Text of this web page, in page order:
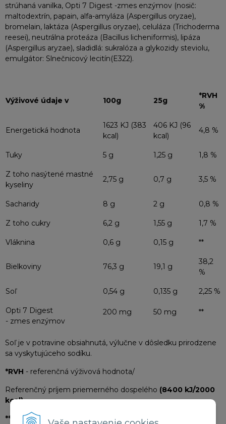
strúhaná vanilka, Opti 7 Digest -zmes enzýmov (nosič:
maltodextrín, papain, alfa-amyláza (Aspergillus oryzae),
bromelain, laktáza (Aspergillus oryzae), celuláza (Trichoderma
reesei), neutrálna proteáza (Bacillus licheniformis), lipáza
(Aspergillus aryzae), sladidlá: sukralóza a glykozidy steviolu,
emulgátor: Slnečnicový lecitín(E322).
Výživové údaje v 100g 25g
*RVH
%
Energetická hodnota
1623 KJ (383
kcal)
406 KJ (96
kcal)
4,8 %
Tuky 5 g 1,25 g 1,8 %
Z toho nasýtené mastné
kyseliny
2,75 g 0,7 g 3,5 %
Sacharidy 8 g 2 g 0,8 %
Z toho cukry 6,2 g 1,55 g 1,7 %
Vláknina 0,6 g 0,15 g **
Bielkoviny 76,3 g 19,1 g
38,2
%
Soľ 0,54 g 0,135 g 2,25 %
Opti 7 Digest
- zmes enzýmov
200 mg 50 mg **
Soľ je v potravine obsiahnutá, výlučne v dôsledku prirodzene
sa vyskytujúceho sodíku.
*RVH - referenčná výživová hodnota/
Referenčný príjem priemerného dospelého (8400 kJ/2000
kcal)
**RVH nie je stanovená/